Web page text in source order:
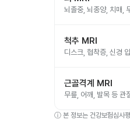
뇌졸중, 뇌종양, 치매,
척추 MRI
디스크, 협착증, 신경
근골격계 MRI
무릎, 어깨, 발목 등 관
ⓘ 본 정보는 건강보험심사